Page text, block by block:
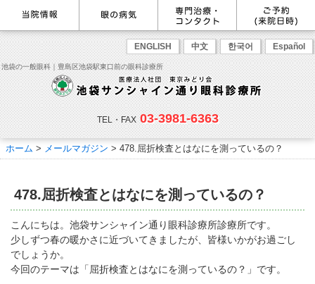
ENGLISH 中文 한국어 Español
池袋の一般眼科｜豊島区池袋駅東口前の眼科診療所
TEL・FAX 03-3981-6363
最新情報
感染症予防のための衛生環境整
備の取り組み
医師のご紹介
当院勤務医師のご紹介 ごあいさつ
院内の様子・設備
院内の様子 検査･治療･手術機器
診療のご案内・アクセス
アクセス
当院へお越しになる方へのお願
い
診察の流れ
リンク
よくある質問
診療報酬に関する院内掲示
眼の病気を調べる
病名から探す
症状から探す
目の構造から探す
主な眼科疾患
緑内障 網膜疾患
眼精疲労
ドライアイ
ものもらい
花粉症
白内障
アレルギー性結膜炎
コンタクトレンズ診
学校近視について
点眼液・眼軟膏について
眼科専門治療・特設ページ
緑内障専門治療ページ
角膜疾患専門治療ページ
ドライアイ専門治療ページ
網膜・硝子体専門治療ページ
黄斑疾患専門治療ページ
ぶどう膜炎専門治療ページ
白内障専門治療ページ
花粉症専門ページ
眼形成診療ページ
コンタクトレンズ診療
抗VEGF抗体療法
ボツリヌス療法
東口眼科医院)
コンタクトレンズ診療
コンタクトレンズの種類と特徴
しばらく眼科受診していない方
初めてコンタクトレンズを使う
コンタクトレンズトラブル
WEB予約(来院日時の設定)
一般眼科診療を予約
コンタクトレンズ診療を予約
緑内障専門治療を予約
角膜専門治療を予約
ドライアイ専門治療を予約
網膜・硝子体専門治療を予約
白内障専門治療を予約
白内障手術公開講座を予約
黄斑専門治療を予約
予約をキャンセルする
ご予約
ホーム > メールマガジン > 478.屈折検査とはなにを測っているの？
478.屈折検査とはなにを測っているの？
こんにちは。池袋サンシャイン通り眼科診療所診療所です。
少しずつ春の暖かさに近づいてきましたが、皆様いかがお過ごし
でしょうか。
今回のテーマは「屈折検査とはなにを測っているの？」です。